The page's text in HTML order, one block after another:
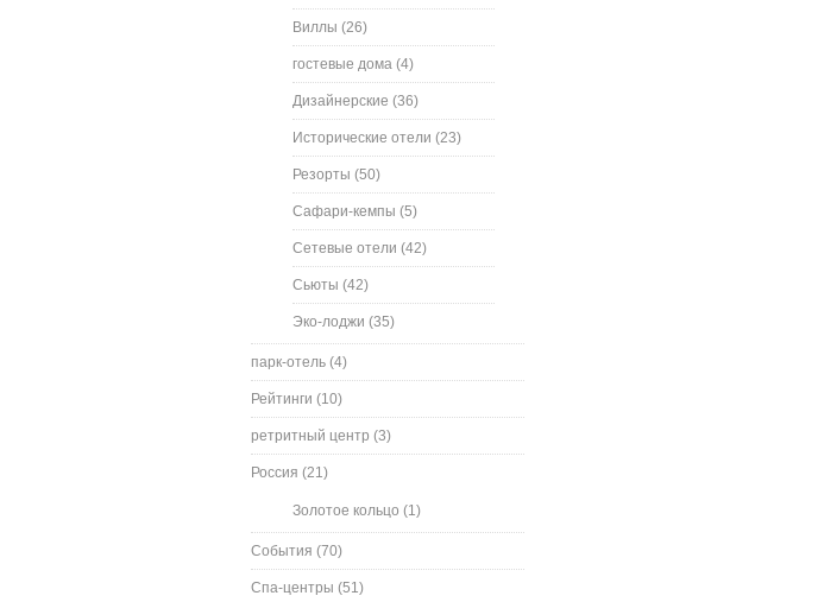
Виллы (26)
гостевые дома (4)
Дизайнерские (36)
Исторические отели (23)
Резорты (50)
Сафари-кемпы (5)
Сетевые отели (42)
Сьюты (42)
Эко-лоджи (35)
парк-отель (4)
Рейтинги (10)
ретритный центр (3)
Россия (21)
Золотое кольцо (1)
События (70)
Спа-центры (51)